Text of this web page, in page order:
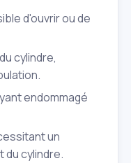
d'ouvrir ou de
cylindre,
endommagé
un
du cylindre.